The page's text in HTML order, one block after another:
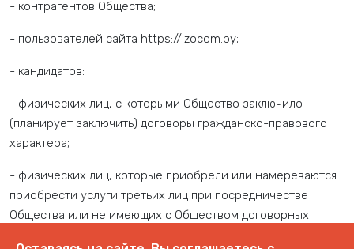
- контрагентов Общества;
- пользователей сайта https://izocom.by;
- кандидатов:
- физических лиц, с которыми Общество заключило
(планирует заключить) договоры гражданско-правового
характера;
- физических лиц, которые приобрели или намереваются
приобрести услуги третьих лиц при посредничестве
Общества или не имеющих с Обществом договорных